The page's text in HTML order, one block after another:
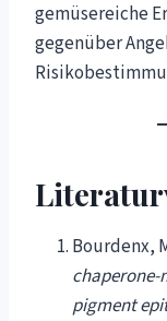
gemüsereiche
gegenüber
Bourdenx,
pigment